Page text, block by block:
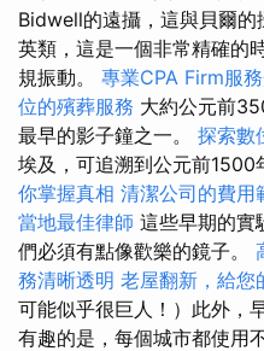
Bidwell的遠攝，這與貝爾
英類，這是一個非常精確的
規振動。 專業CPA Firm服
位的殯葬服務 大約公元前
最早的影子鐘之一。 探索數
埃及，可追溯到公元前1500
你掌握真相 清潔公司的費用
當地最佳律師 這些早期的實
們必須有點像歡樂的鏡子。
務清晰透明 老屋翻新，給您
可能似乎很巨人！）此外，
有趣的是，每個城市都使用